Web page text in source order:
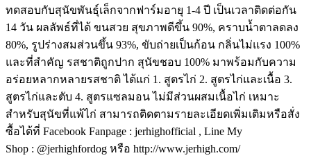
ทดสอบกับสุนัขพันธุ์เล็กจากฟาร์มอายุ 1-4 ปี เป็นเวลาติดต่อกัน
14 วัน ผลลัพธ์ที่ได้ ขนสวย สุขภาพดีขึ้น 90%, คราบน้ำตาลดลง
80%, รูปร่างสมส่วนขึ้น 93%, ขับถ่ายเป็นก้อน กลิ่นไม่แรง 100%
และที่สำคัญ รสชาติถูกปาก สุนัขชอบ 100% มาพร้อมกับความ
อร่อยหลากหลายรสชาติ ได้แก่ 1. สูตรไก่ 2. สูตรไก่และเนื้อ 3.
สูตรไก่และตับ 4. สูตรแซลมอน ไม่มีส่วนผสมเนื้อไก่ เหมาะ
สำหรับสุนัขที่แพ้ไก่ สามารถติดตามรายละเอียดเพิ่มเติมหรือสั่ง
ซื้อได้ที่ Facebook Fanpage : jerhighofficial , Line My
Shop : @jerhighfordog หรือ http://www.jerhigh.com/